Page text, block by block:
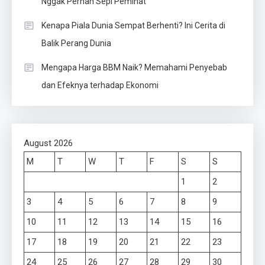
Kenapa Piala Dunia Sempat Berhenti? Ini Cerita di
Balik Perang Dunia
Mengapa Harga BBM Naik? Memahami Penyebab
dan Efeknya terhadap Ekonomi
August 2026
M
T W T F S
S
1
2
3
4 5 6 7 8
9
10
11 12 13 14 15
16
17
18 19 20 21 22
23
24
25 26 27 28 29 30